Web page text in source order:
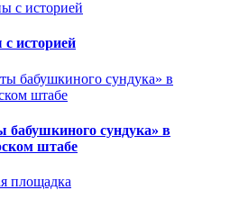
историей
бабушкиного сундука» в
штабе